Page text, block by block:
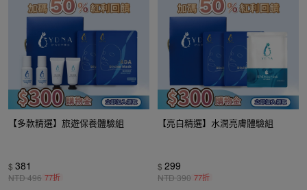
【多款精選】旅遊保養體驗組
$ 381
NTD496 77折
【亮白精選】水潤亮膚體驗組
$ 299
NTD390 77折